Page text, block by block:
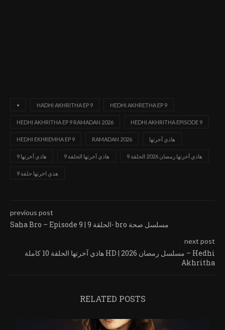
• HADHI AKHRITHA EP 9 HEDHI AKHRETHA EP 9
HEDHI AKHRITHA EP 9 RAMADAN 2026 HEDHI AKHRITHA EPISODE 9
HEDHI EKHREMHA EP 9 RAMADAN 2026 هاذي آخرتها
هاذي آخرتها 9 هاذي آخرتها الحلقة 9 هاذي آخرتها رمضان 2026 الحلقة 9
هذي اخرتها حلقة 9
previous post
Saha Bro – Episode 9 | الحلقة 9- bro مسلسل صحة
next post
هاذي آخرتها الحلقة 10 كاملة HD | مسلسل رمضان 2026 – Hedhi
Akhritha
RELATED POSTS